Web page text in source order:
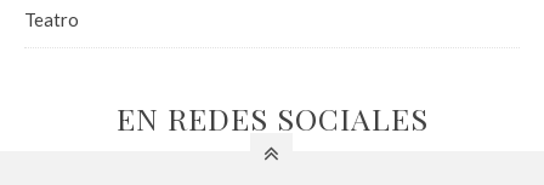
Teatro
EN REDES SOCIALES